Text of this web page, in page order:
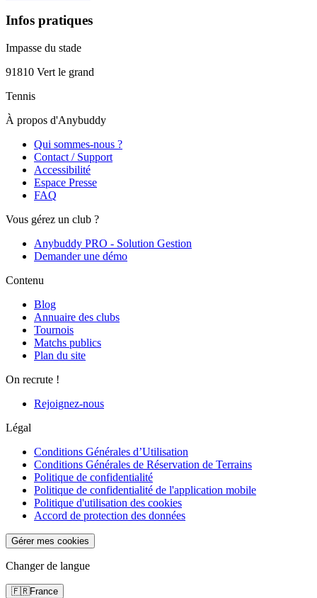
Infos pratiques
Impasse du stade
91810 Vert le grand
Tennis
À propos d'Anybuddy
Qui sommes-nous ?
Contact / Support
Accessibilité
Espace Presse
FAQ
Vous gérez un club ?
Anybuddy PRO - Solution Gestion
Demander une démo
Contenu
Blog
Annuaire des clubs
Tournois
Matchs publics
Plan du site
On recrute !
Rejoignez-nous
Légal
Conditions Générales d’Utilisation
Conditions Générales de Réservation de Terrains
Politique de confidentialité
Politique de confidentialité de l'application mobile
Politique d'utilisation des cookies
Accord de protection des données
Gérer mes cookies
Changer de langue
🇫🇷France